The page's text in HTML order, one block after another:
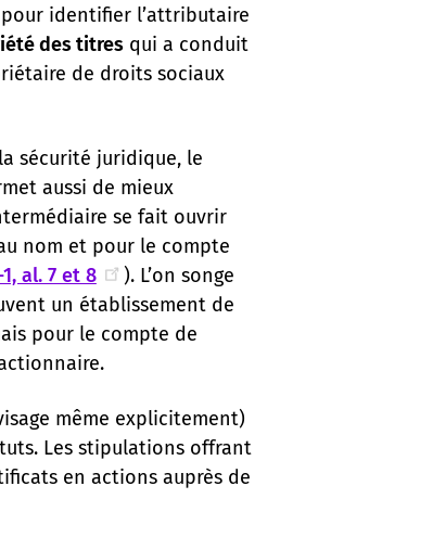
identifier l’attributaire
des titresqui a conduit
de droits sociaux
sécurité juridique, le
aussi de mieux
se fait ouvrir
nom et pour le compte
al. 7 et 8
). L’on songe
un établissement de
pour le compte de
même explicitement)
Les stipulations offrant
en actions auprès de